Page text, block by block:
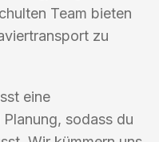
Team bieten
zu
eine
sodass du